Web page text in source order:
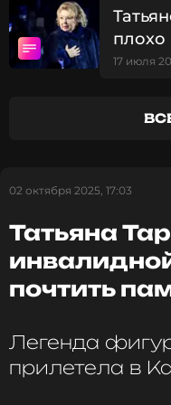
легкоатлетом
ФОТО: ТАСС
Читайте
ССЫЛКА
17 июля
02 октября 2025, 17:03
Татьяна
почтить
Легенда
прилетела в